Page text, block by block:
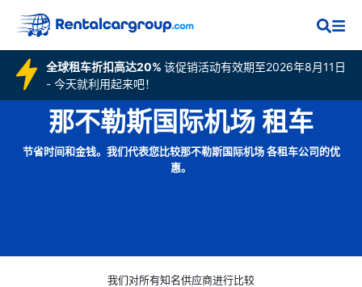
全球租车折扣高达20% 该促销活动有效期至2026年8月11日
- 今天就利用起来吧！
那不勒斯国际机场 租车
节省时间和金钱。我们代表您比较那不勒斯国际机场 各租车公司的优
惠。
我们对所有知名供应商进行比较